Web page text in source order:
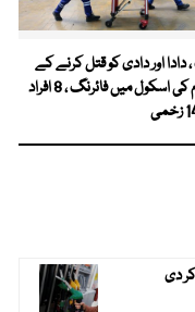
دادا اور دادی کو قتل کرنے کے
بعد ملزم کی اسکول میں فائرنگ ، 8 افراد
دی